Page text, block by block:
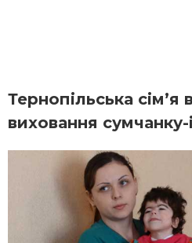
Тернопільська сім’я
виховання сумчанку-